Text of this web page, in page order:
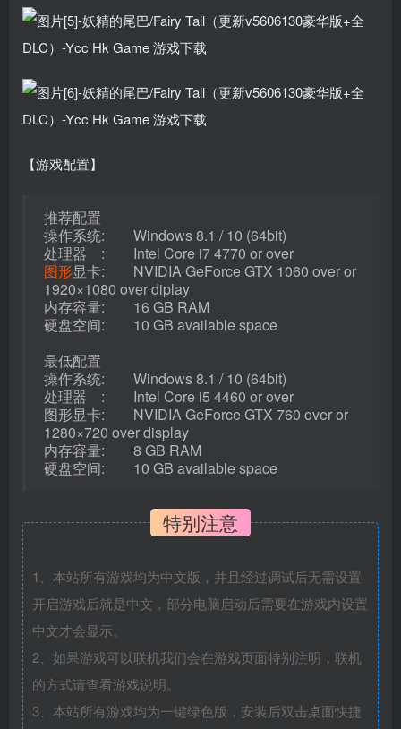
【游戏配置】
推荐配置
操作系统: Windows 8.1 / 10 (64bit)
处理器 : Intel Core i7 4770 or over
图形显卡: NVIDIA GeForce GTX 1060 over or
1920×1080 over diplay
内存容量: 16 GB RAM
硬盘空间: 10 GB available space
最低配置
操作系统: Windows 8.1 / 10 (64bit)
处理器 : Intel Core i5 4460 or over
图形显卡: NVIDIA GeForce GTX 760 over or
1280×720 over display
内存容量: 8 GB RAM
硬盘空间: 10 GB available space
特别注意
1、本站所有游戏均为中文版，并且经过调试后无需设置
开启游戏后就是中文，部分电脑启动后需要在游戏内设置
中文才会显示。
2、如果游戏可以联机我们会在游戏页面特别注明，联机
的方式请查看游戏说明。
3、本站所有游戏均为一键绿色版，安装后双击桌面快捷